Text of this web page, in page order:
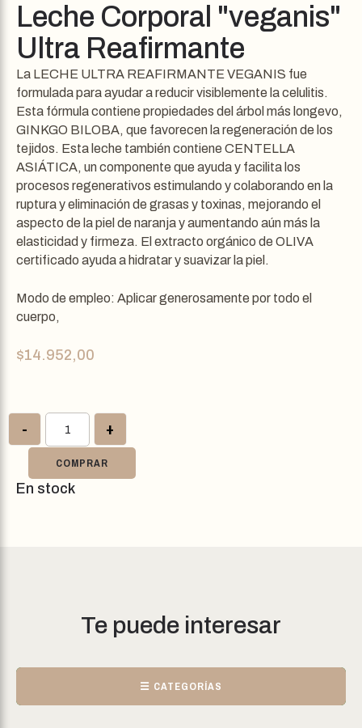
Leche Corporal "veganis"
Ultra Reafirmante
La LECHE ULTRA REAFIRMANTE VEGANIS fue
formulada para ayudar a reducir visiblemente la celulitis.
Esta fórmula contiene propiedades del árbol más longevo,
GINKGO BILOBA, que favorecen la regeneración de los
tejidos. Esta leche también contiene CENTELLA
ASIÁTICA, un componente que ayuda y facilita los
procesos regenerativos estimulando y colaborando en la
ruptura y eliminación de grasas y toxinas, mejorando el
aspecto de la piel de naranja y aumentando aún más la
elasticidad y firmeza. El extracto orgánico de OLIVA
certificado ayuda a hidratar y suavizar la piel.
Modo de empleo: Aplicar generosamente por todo el
cuerpo,
$14.952,00
- +
COMPRAR
En stock
Te puede interesar
☰ CATEGORÍAS